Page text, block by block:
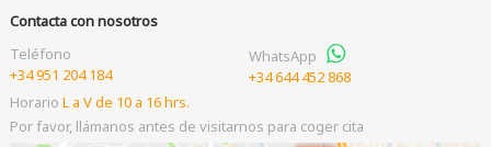
Contacta con nosotros
Teléfono
+34 951 204 184
WhatsApp
+34 644 452 868
Horario L a V de 10 a 16 hrs.
Por favor, llámanos antes de visitarnos para coger cita